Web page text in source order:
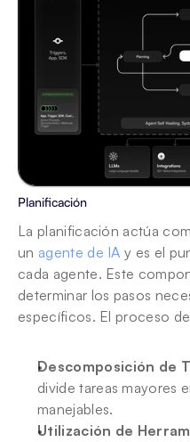
Planificación
La planificación actúa
un agente de IA y es el
cada agente. Este
determinar los pasos
específicos. El proceso
Descomposición de
divide tareas mayores
manejables.
Utilización de